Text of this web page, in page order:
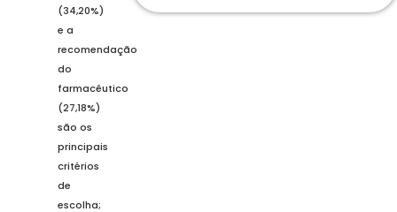
(34,20%)
e a
recomendação
do
farmacêutico
(27,18%)
são os
principais
critérios
de
escolha;